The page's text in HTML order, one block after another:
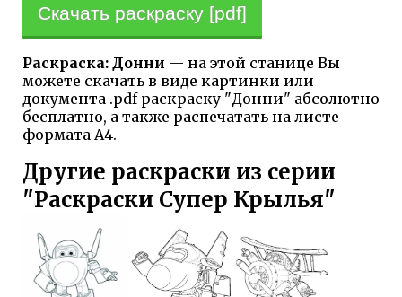
Скачать раскраску [pdf]
Раскраска: Донни — на этой станице Вы
можете скачать в виде картинки или
документа .pdf раскраску "Донни" абсолютно
бесплатно, а также распечатать на листе
формата А4.
Другие раскраски из серии
"Раскраски Супер Крылья"